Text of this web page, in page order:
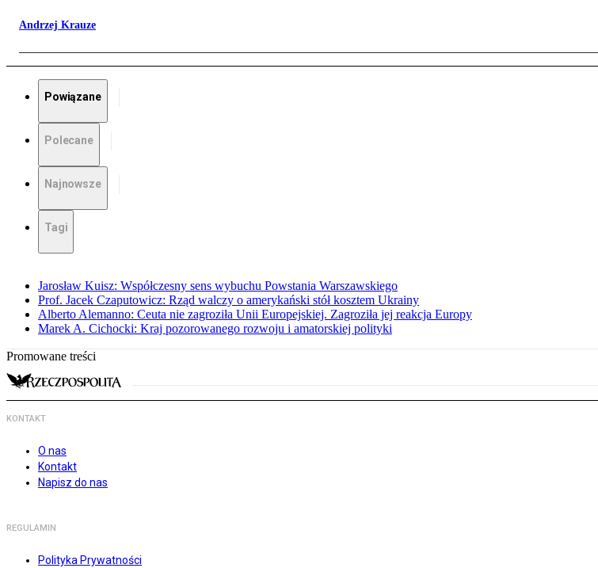
Andrzej Krauze
Powiązane
Polecane
Najnowsze
Tagi
Jarosław Kuisz: Współczesny sens wybuchu Powstania Warszawskiego
Prof. Jacek Czaputowicz: Rząd walczy o amerykański stół kosztem Ukrainy
Alberto Alemanno: Ceuta nie zagroziła Unii Europejskiej. Zagroziła jej reakcja Europy
Marek A. Cichocki: Kraj pozorowanego rozwoju i amatorskiej polityki
Promowane treści
KONTAKT
O nas
Kontakt
Napisz do nas
REGULAMIN
Polityka Prywatności